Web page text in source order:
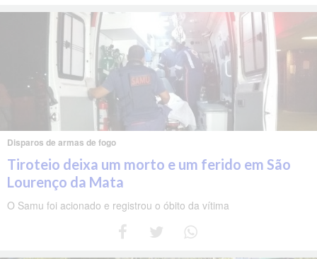
Disparos de armas de fogo
Tiroteio deixa um morto e um ferido em São
Lourenço da Mata
O Samu foi acionado e registrou o óbito da vítima